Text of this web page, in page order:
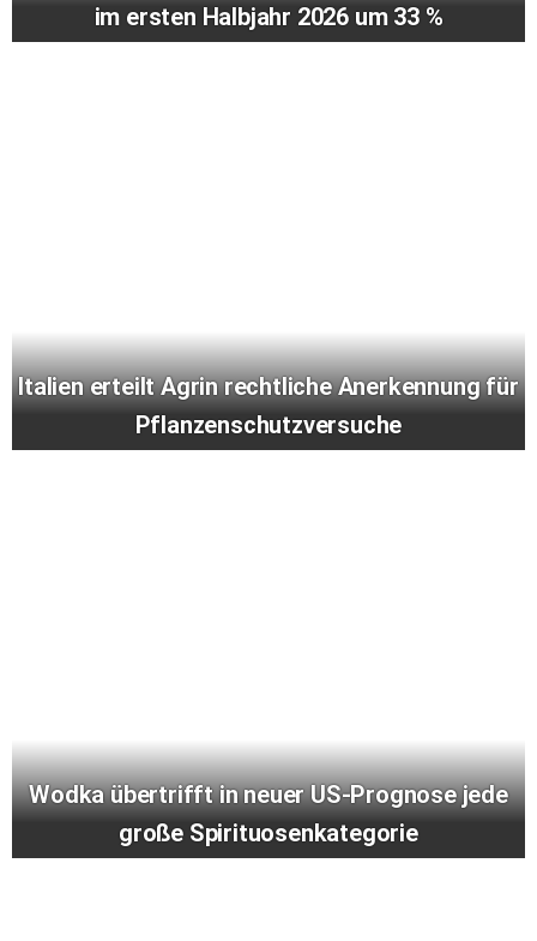
im ersten Halbjahr 2026 um 33 %
Italien erteilt Agrin rechtliche Anerkennung für
Pflanzenschutzversuche
Wodka übertrifft in neuer US-Prognose jede
große Spirituosenkategorie